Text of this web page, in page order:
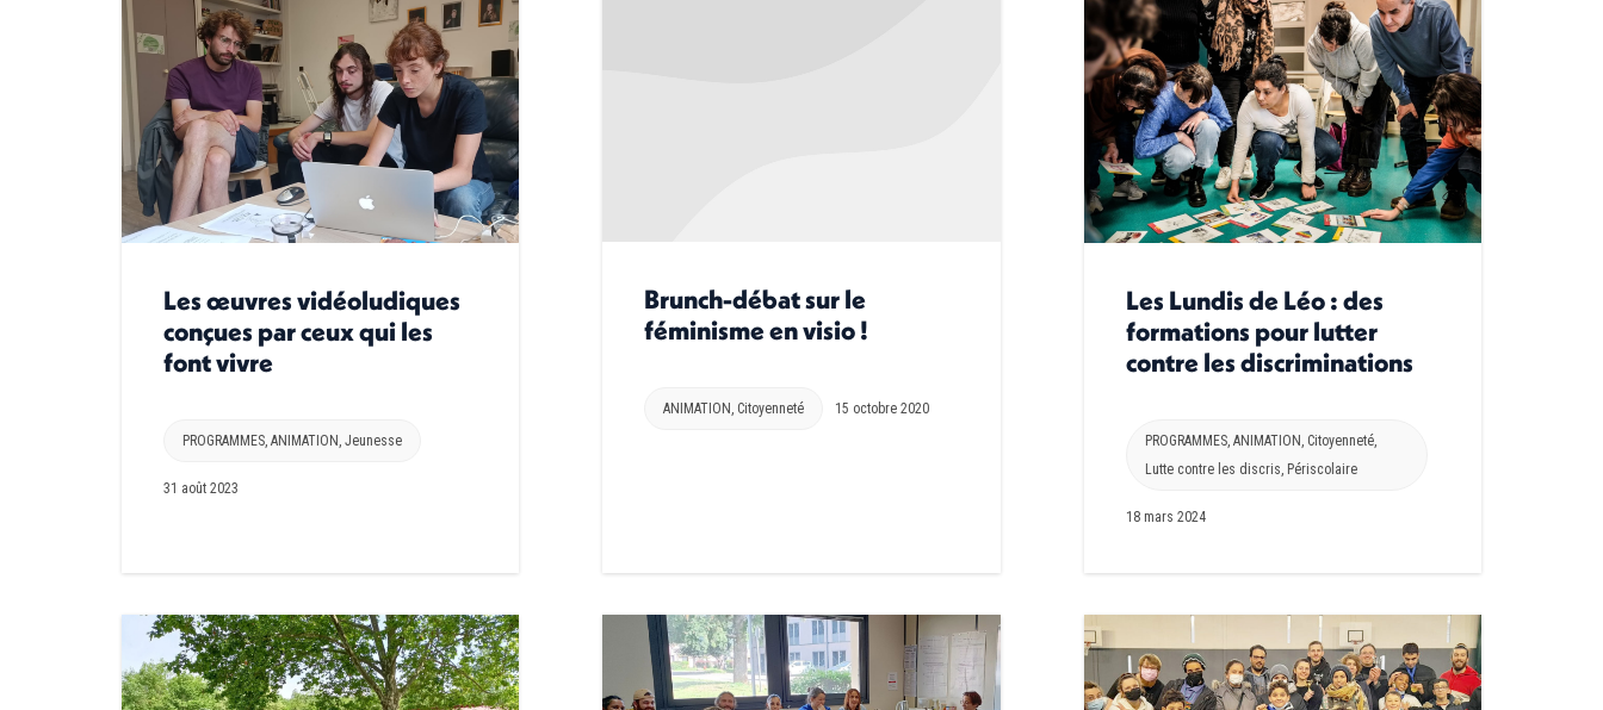
Les œuvres vidéoludiques
conçues par ceux qui les
font vivre
PROGRAMMES ANIMATION Jeunesse
31 août 2023
Brunch-débat sur le
féminisme en visio !
ANIMATION , Citoyenneté 15 octobre 2020
Les Lundis de Léo : des
formations pour lutter
contre les discriminations
PROGRAMMES, ANIMATION Citoyenneté,
Lutte contre les discris Périscolaire
18 mars 2024